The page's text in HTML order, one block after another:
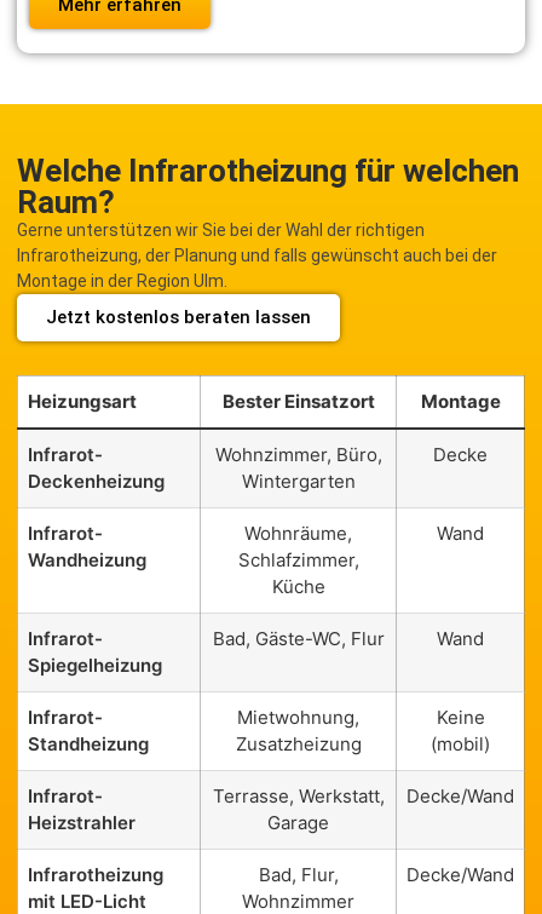
Welche Infrarotheizung für welchen
Raum?
Gerne unterstützen wir Sie bei der Wahl der richtigen
Infrarotheizung, der Planung und falls gewünscht auch bei der
Montage in der Region Ulm.
Jetzt kostenlos beraten lassen
Heizungsart Bester Einsatzort Montage
Infrarot-
Deckenheizung
Wohnzimmer, Büro,
Wintergarten
Decke
Infrarot-
Wandheizung
Wohnräume,
Schlafzimmer,
Küche
Wand
Infrarot-
Spiegelheizung
Bad, Gäste-WC, Flur Wand
Infrarot-
Standheizung
Mietwohnung,
Zusatzheizung
Keine
(mobil)
Infrarot-
Heizstrahler
Terrasse, Werkstatt,
Garage
Decke/Wand
Infrarotheizung
mit LED-Licht
Bad, Flur,
Wohnzimmer
Decke/Wand